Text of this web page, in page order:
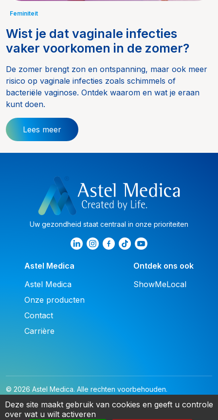
Feminiteit
Wist je dat vaginale infecties
vaker voorkomen in de zomer?
De zomer brengt zon en ontspanning, maar ook meer
risico op vaginale infecties zoals schimmels of
bacteriële vaginose. Ontdek waarom en wat je eraan
kunt doen.
Lees meer
Uw gezondheid staat centraal in onze prioriteiten
Astel Medica
Astel Medica
Onze producten
Contact
Carrière
Ontdek ons ook
ShowMeLocal
© 2026 Astel Medica. Alle rechten voorbehouden.
Juridische kennisgeving privacybeleid
Cookies
Deze site maakt gebruik van cookies en geeft u controle
over wat u wilt activeren